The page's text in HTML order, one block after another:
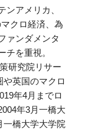
ンアメリカ、
クロ経済、為
ァンダメンタ
チを重視。
研究院リサー
や英国のマクロ
年4月までロ
年3月一橋大
一橋大学大学院